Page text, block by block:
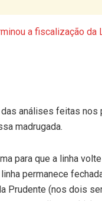
a fiscalização da
análises feitas nos
madrugada.
para que a linha
permanece
Prudente (nos dois